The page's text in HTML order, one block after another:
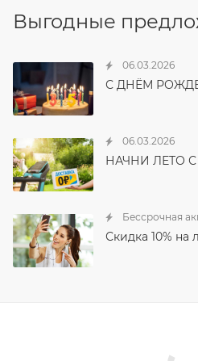
Выгодные
06.03.2026
С ДНЁМ
06.03.2026
НАЧНИ ЛЕТО
Бессрочная
Скидка 10% на